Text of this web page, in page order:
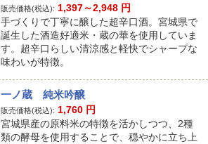
販売価格(税込): 1,397～2,948 円
手づくりで丁寧に醸した超辛口酒。宮城県で
誕生した酒造好適米・蔵の華を使用していま
す。超辛口らしい清涼感と軽快でシャープな
味わいが特徴。
一ノ蔵 純米吟醸
販売価格(税込): 1,760 円
宮城県産の原料米の特徴を活かしつつ、2種
類の酵母を使用することで、穏やかに立ち上